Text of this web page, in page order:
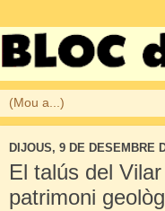
DIJOUS, 9 DE DESEMBRE
El talús del
patrimoni